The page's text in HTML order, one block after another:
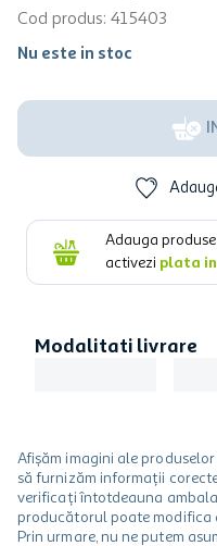
Cod produs: 415403
Nu este in stoc
Adauga
activezi plata
Modalitati livrare
Afișăm imagini ale
să furnizăm informații
verificați întotdeauna
producătorul poate
Prin urmare, nu ne putem